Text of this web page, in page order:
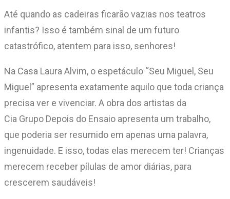
Até quando as cadeiras ficarão vazias nos teatros
infantis? Isso é também sinal de um futuro
catastrófico, atentem para isso, senhores!
Na Casa Laura Alvim, o espetáculo “Seu Miguel, Seu
Miguel” apresenta exatamente aquilo que toda criança
precisa ver e vivenciar. A obra dos artistas da
Cia Grupo Depois do Ensaio apresenta um trabalho,
que poderia ser resumido em apenas uma palavra,
ingenuidade. E isso, todas elas merecem ter! Crianças
merecem receber pílulas de amor diárias, para
crescerem saudáveis!